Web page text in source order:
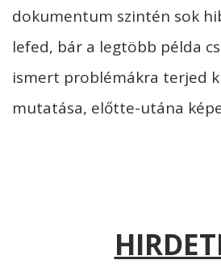
dokumentum szintén sok
lefed, bár a legtöbb példa
ismert problémákra terjed
mutatása, előtte-utána